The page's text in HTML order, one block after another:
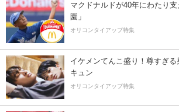
マクドナルドが40年にわたり
園」
オリコンタイアップ特集
イケメンてんこ盛り！尊すぎ
キュン
オリコンタイアップ特集